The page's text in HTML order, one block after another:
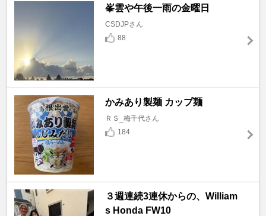
峯雲や午後一雨の金曜日
CSDJPさん
88
かみあり製麺 カップ麺
ＲＳ_梅千代さん
184
３週連続3連休からの、William
s Honda FW10